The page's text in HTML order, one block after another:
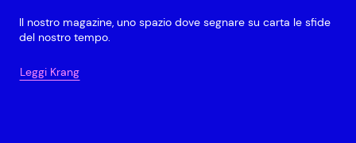
Il nostro magazine, uno spazio dove segnare su carta le sfide
del nostro tempo.
Leggi Krang